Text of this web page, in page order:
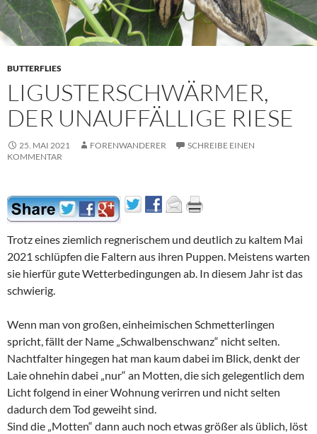
BUTTERFLIES
LIGUSTERSCHWÄRMER,
DER UNAUFFÄLLIGE RIESE
25. MAI 2021 FORENWANDERER
SCHREIBE EINEN
KOMMENTAR
Trotz eines ziemlich regnerischem und deutlich zu kaltem Mai
2021 schlüpfen die Faltern aus ihren Puppen. Meistens warten
sie hierfür gute Wetterbedingungen ab. In diesem Jahr ist das
schwierig.
Wenn man von großen, einheimischen Schmetterlingen
spricht, fällt der Name „Schwalbenschwanz“ nicht selten.
Nachtfalter hingegen hat man kaum dabei im Blick, denkt der
Laie ohnehin dabei „nur“ an Motten, die sich gelegentlich dem
Licht folgend in einer Wohnung verirren und nicht selten
dadurch dem Tod geweiht sind.
Sind die „Motten“ dann auch noch etwas größer als üblich, löst